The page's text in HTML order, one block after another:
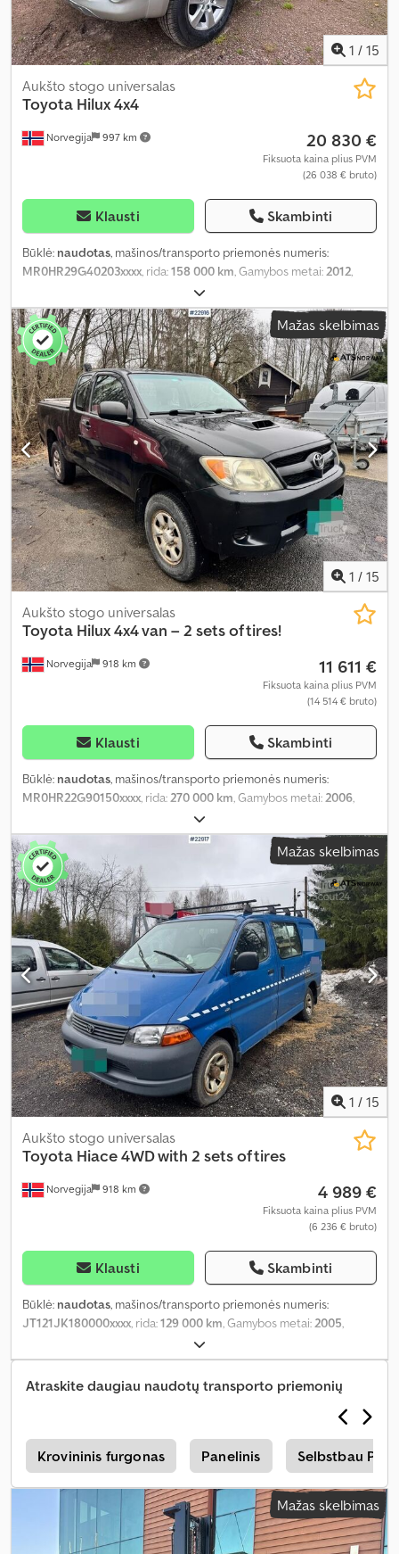
1 / 15
Norvegija 997 km
Aukšto stogo universalas
Toyota Hilux 4x4
20 830 €
Fiksuota kaina plius PVM
(26 038 € bruto)
Klausti Skambinti
Būklė: naudotas, mašinos/transporto priemonės numeris:
MR0HR29G40203xxxx, rida:158 000 km, Gamybos metai:2012,
Mažas skelbimas
1 / 15
Norvegija 918 km
Aukšto stogo universalas
Toyota Hilux 4x4 van – 2 sets of tires!
11 611 €
Fiksuota kaina plius PVM
(14 514 € bruto)
Klausti Skambinti
Būklė: naudotas, mašinos/transporto priemonės numeris:
MR0HR22G90150xxxx , rida: 270 000 km , Gamybos metai: 2006
Mažas skelbimas
1 / 15
Norvegija 918 km
Aukšto stogo universalas
Toyota Hiace 4WD with 2 sets of tires
4 989 €
Fiksuota kaina plius PVM
(6 236 € bruto)
Klausti Skambinti
Būklė: naudotas, mašinos/transporto priemonės numeris:
JT121JK180000xxxx, rida:129 000 km, Gamybos metai:2005,
Atraskite daugiau naudotų transporto priemonių
Krovininis furgonas Panelinis Selbstbau
Mažas skelbimas